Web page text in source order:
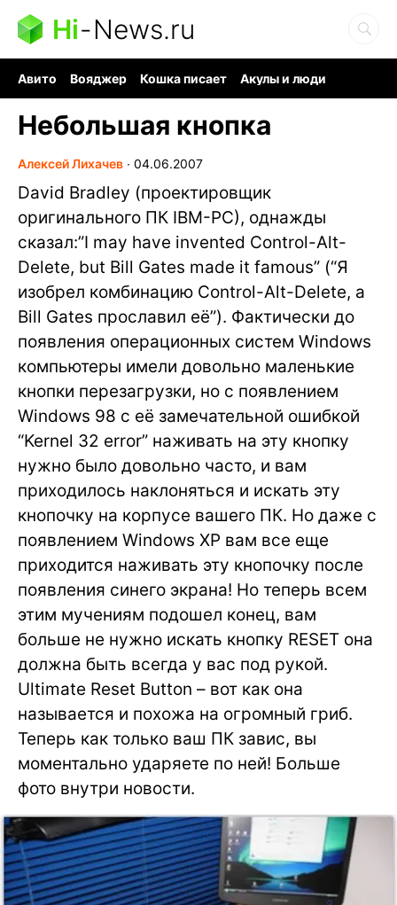
Hi-News.ru
Авито Вояджер Кошка писает
Акулы и люди
Небольшая кнопка
Алексей Лихачев ∙ 04.06.2007
David Bradley (проектировщик
оригинального ПК IBM-PC), однажды
сказал:”I may have invented Control-Alt-
Delete, but Bill Gates made it famous” (“Я
изобрел комбинацию Control-Alt-Delete, а
Bill Gates прославил её”). Фактически до
появления операционных систем Windows
компьютеры имели довольно маленькие
кнопки перезагрузки, но с появлением
Windows 98 с её замечательной ошибкой
“Kernel 32 error” наживать на эту кнопку
нужно было довольно часто, и вам
приходилось наклоняться и искать эту
кнопочку на корпусе вашего ПК. Но даже с
появлением Windows XP вам все еще
приходится наживать эту кнопочку после
появления синего экрана! Но теперь всем
этим мучениям подошел конец, вам
больше не нужно искать кнопку RESET она
должна быть всегда у вас под рукой.
Ultimate Reset Button – вот как она
называется и похожа на огромный гриб.
Теперь как только ваш ПК завис, вы
моментально ударяете по ней! Больше
фото внутри новости.